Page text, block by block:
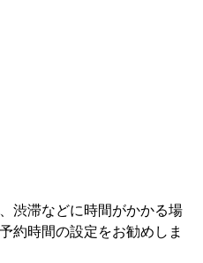
フォ
渋滞などに時間がかかる場
約時間の設定をお勧めしま